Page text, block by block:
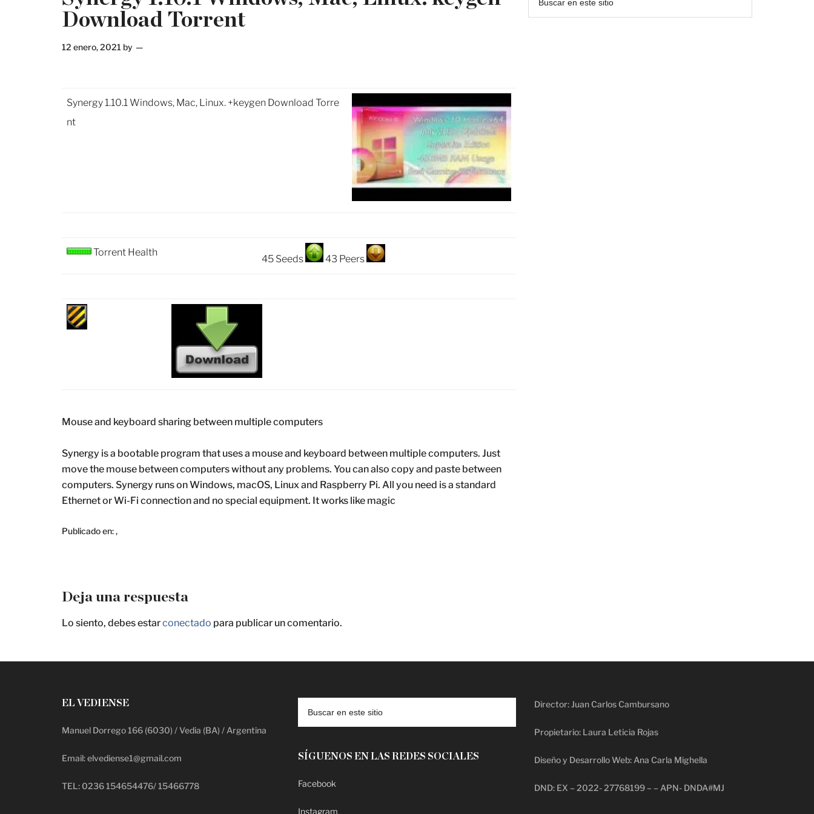
Download Torrent
12 enero, 2021 by
Synergy 1.10.1 Windows, Mac, Linux. +keygen Download Torre
nt
Torrent Health
45 Seeds 43 Peers
Mouse and keyboard sharing between multiple computers
Synergy is a bootable program that uses a mouse and keyboard between multiple computers. Just
move the mouse between computers without any problems. You can also copy and paste between
computers. Synergy runs on Windows, macOS, Linux and Raspberry Pi. All you need is a standard
Ethernet or Wi-Fi connection and no special equipment. It works like magic
Publicado en:,
Deja una respuesta
Lo siento, debes estarconectado para publicar un comentario.
EL VEDIENSE
Manuel Dorrego 166 (6030) / Vedia (BA) / Argentina
Email: elvediense1@gmail.com
TEL: 0236 154654476/ 15466778
SÍGUENOS EN LAS REDES SOCIALES
Facebook
Instagram
Director: Juan Carlos Cambursano
Propietario: Laura Leticia Rojas
Diseño y Desarrollo Web: Ana Carla Mighella
DND: EX – 2022- 27768199 – – APN- DNDA#MJ